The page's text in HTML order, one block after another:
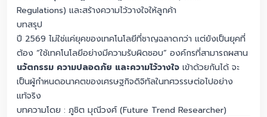
Regulations) และสร้างความไว้วางใจให้ลูกค้า
บทสรุป
ปี 2569 ไม่ใช่แค่ยุคของเทคโนโลยีที่ชาญฉลาดกว่า แต่ยังเป็นยุคที่
ต้อง “ใช้เทคโนโลยีอย่างมีความรับผิดชอบ” องค์กรที่สามารถผสาน
นวัตกรรม ความปลอดภัย และความไว้วางใจ เข้าด้วยกันได้ จะ
เป็นผู้กำหนดอนาคตของเศรษฐกิจดิจิทัลในทศวรรษต่อไปอย่าง
แท้จริง
บทความโดย : ภูชิต มุณีวงศ์ (Future Trend Researcher)